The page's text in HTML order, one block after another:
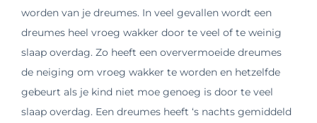
worden van je dreumes. In veel gevallen wordt een
dreumes heel vroeg wakker door te veel of te weinig
slaap overdag. Zo heeft een oververmoeide dreumes
de neiging om vroeg wakker te worden en hetzelfde
gebeurt als je kind niet moe genoeg is door te veel
slaap overdag. Een dreumes heeft ‘s nachts gemiddeld